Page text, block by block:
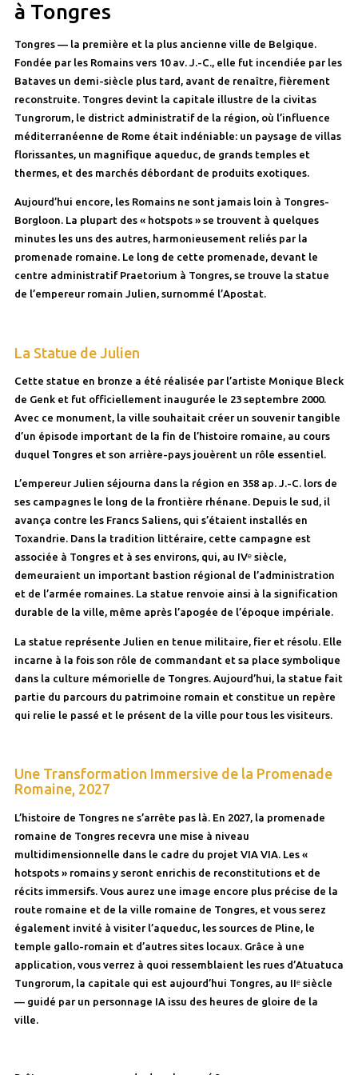
à Tongres
Tongres — la première et la plus ancienne ville de Belgique.
Fondée par les Romains vers 10 av. J.-C., elle fut incendiée par les
Bataves un demi-siècle plus tard, avant de renaître, fièrement
reconstruite. Tongres devint la capitale illustre de la civitas
Tungrorum, le district administratif de la région, où l’influence
méditerranéenne de Rome était indéniable: un paysage de villas
florissantes, un magnifique aqueduc, de grands temples et
thermes, et des marchés débordant de produits exotiques.
Aujourd’hui encore, les Romains ne sont jamais loin à Tongres-
Borgloon. La plupart des « hotspots » se trouvent à quelques
minutes les uns des autres, harmonieusement reliés par la
promenade romaine. Le long de cette promenade, devant le
centre administratif Praetorium à Tongres, se trouve la statue
de l’empereur romain Julien, surnommé l’Apostat.
La Statue de Julien
Cette statue en bronze a été réalisée par l’artiste Monique Bleck
de Genk et fut officiellement inaugurée le 23 septembre 2000.
Avec ce monument, la ville souhaitait créer un souvenir tangible
d’un épisode important de la fin de l’histoire romaine, au cours
duquel Tongres et son arrière-pays jouèrent un rôle essentiel.
L’empereur Julien séjourna dans la région en 358 ap. J.-C. lors de
ses campagnes le long de la frontière rhénane. Depuis le sud, il
avança contre les Francs Saliens, qui s’étaient installés en
Toxandrie. Dans la tradition littéraire, cette campagne est
associée à Tongres et à ses environs, qui, au IVᵉ siècle,
demeuraient un important bastion régional de l’administration
et de l’armée romaines. La statue renvoie ainsi à la signification
durable de la ville, même après l’apogée de l’époque impériale.
La statue représente Julien en tenue militaire, fier et résolu. Elle
incarne à la fois son rôle de commandant et sa place symbolique
dans la culture mémorielle de Tongres. Aujourd’hui, la statue fait
partie du parcours du patrimoine romain et constitue un repère
qui relie le passé et le présent de la ville pour tous les visiteurs.
Une Transformation Immersive de la Promenade
Romaine, 2027
L’histoire de Tongres ne s’arrête pas là. En 2027, la promenade
romaine de Tongres recevra une mise à niveau
multidimensionnelle dans le cadre du projet VIA VIA. Les «
hotspots » romains y seront enrichis de reconstitutions et de
récits immersifs. Vous aurez une image encore plus précise de la
route romaine et de la ville romaine de Tongres, et vous serez
également invité à visiter l’aqueduc, les sources de Pline, le
temple gallo-romain et d’autres sites locaux. Grâce à une
application, vous verrez à quoi ressemblaient les rues d’Atuatuca
Tungrorum, la capitale qui est aujourd’hui Tongres, au IIᵉ siècle
— guidé par un personnage IA issu des heures de gloire de la
ville.